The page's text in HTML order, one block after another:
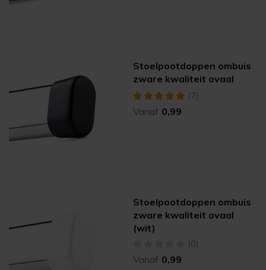
Stoelpootdoppen ombuis
zware kwaliteit ovaal
(7)
Vanaf 0,99
Stoelpootdoppen ombuis
zware kwaliteit ovaal
(wit)
(0)
Vanaf 0,99